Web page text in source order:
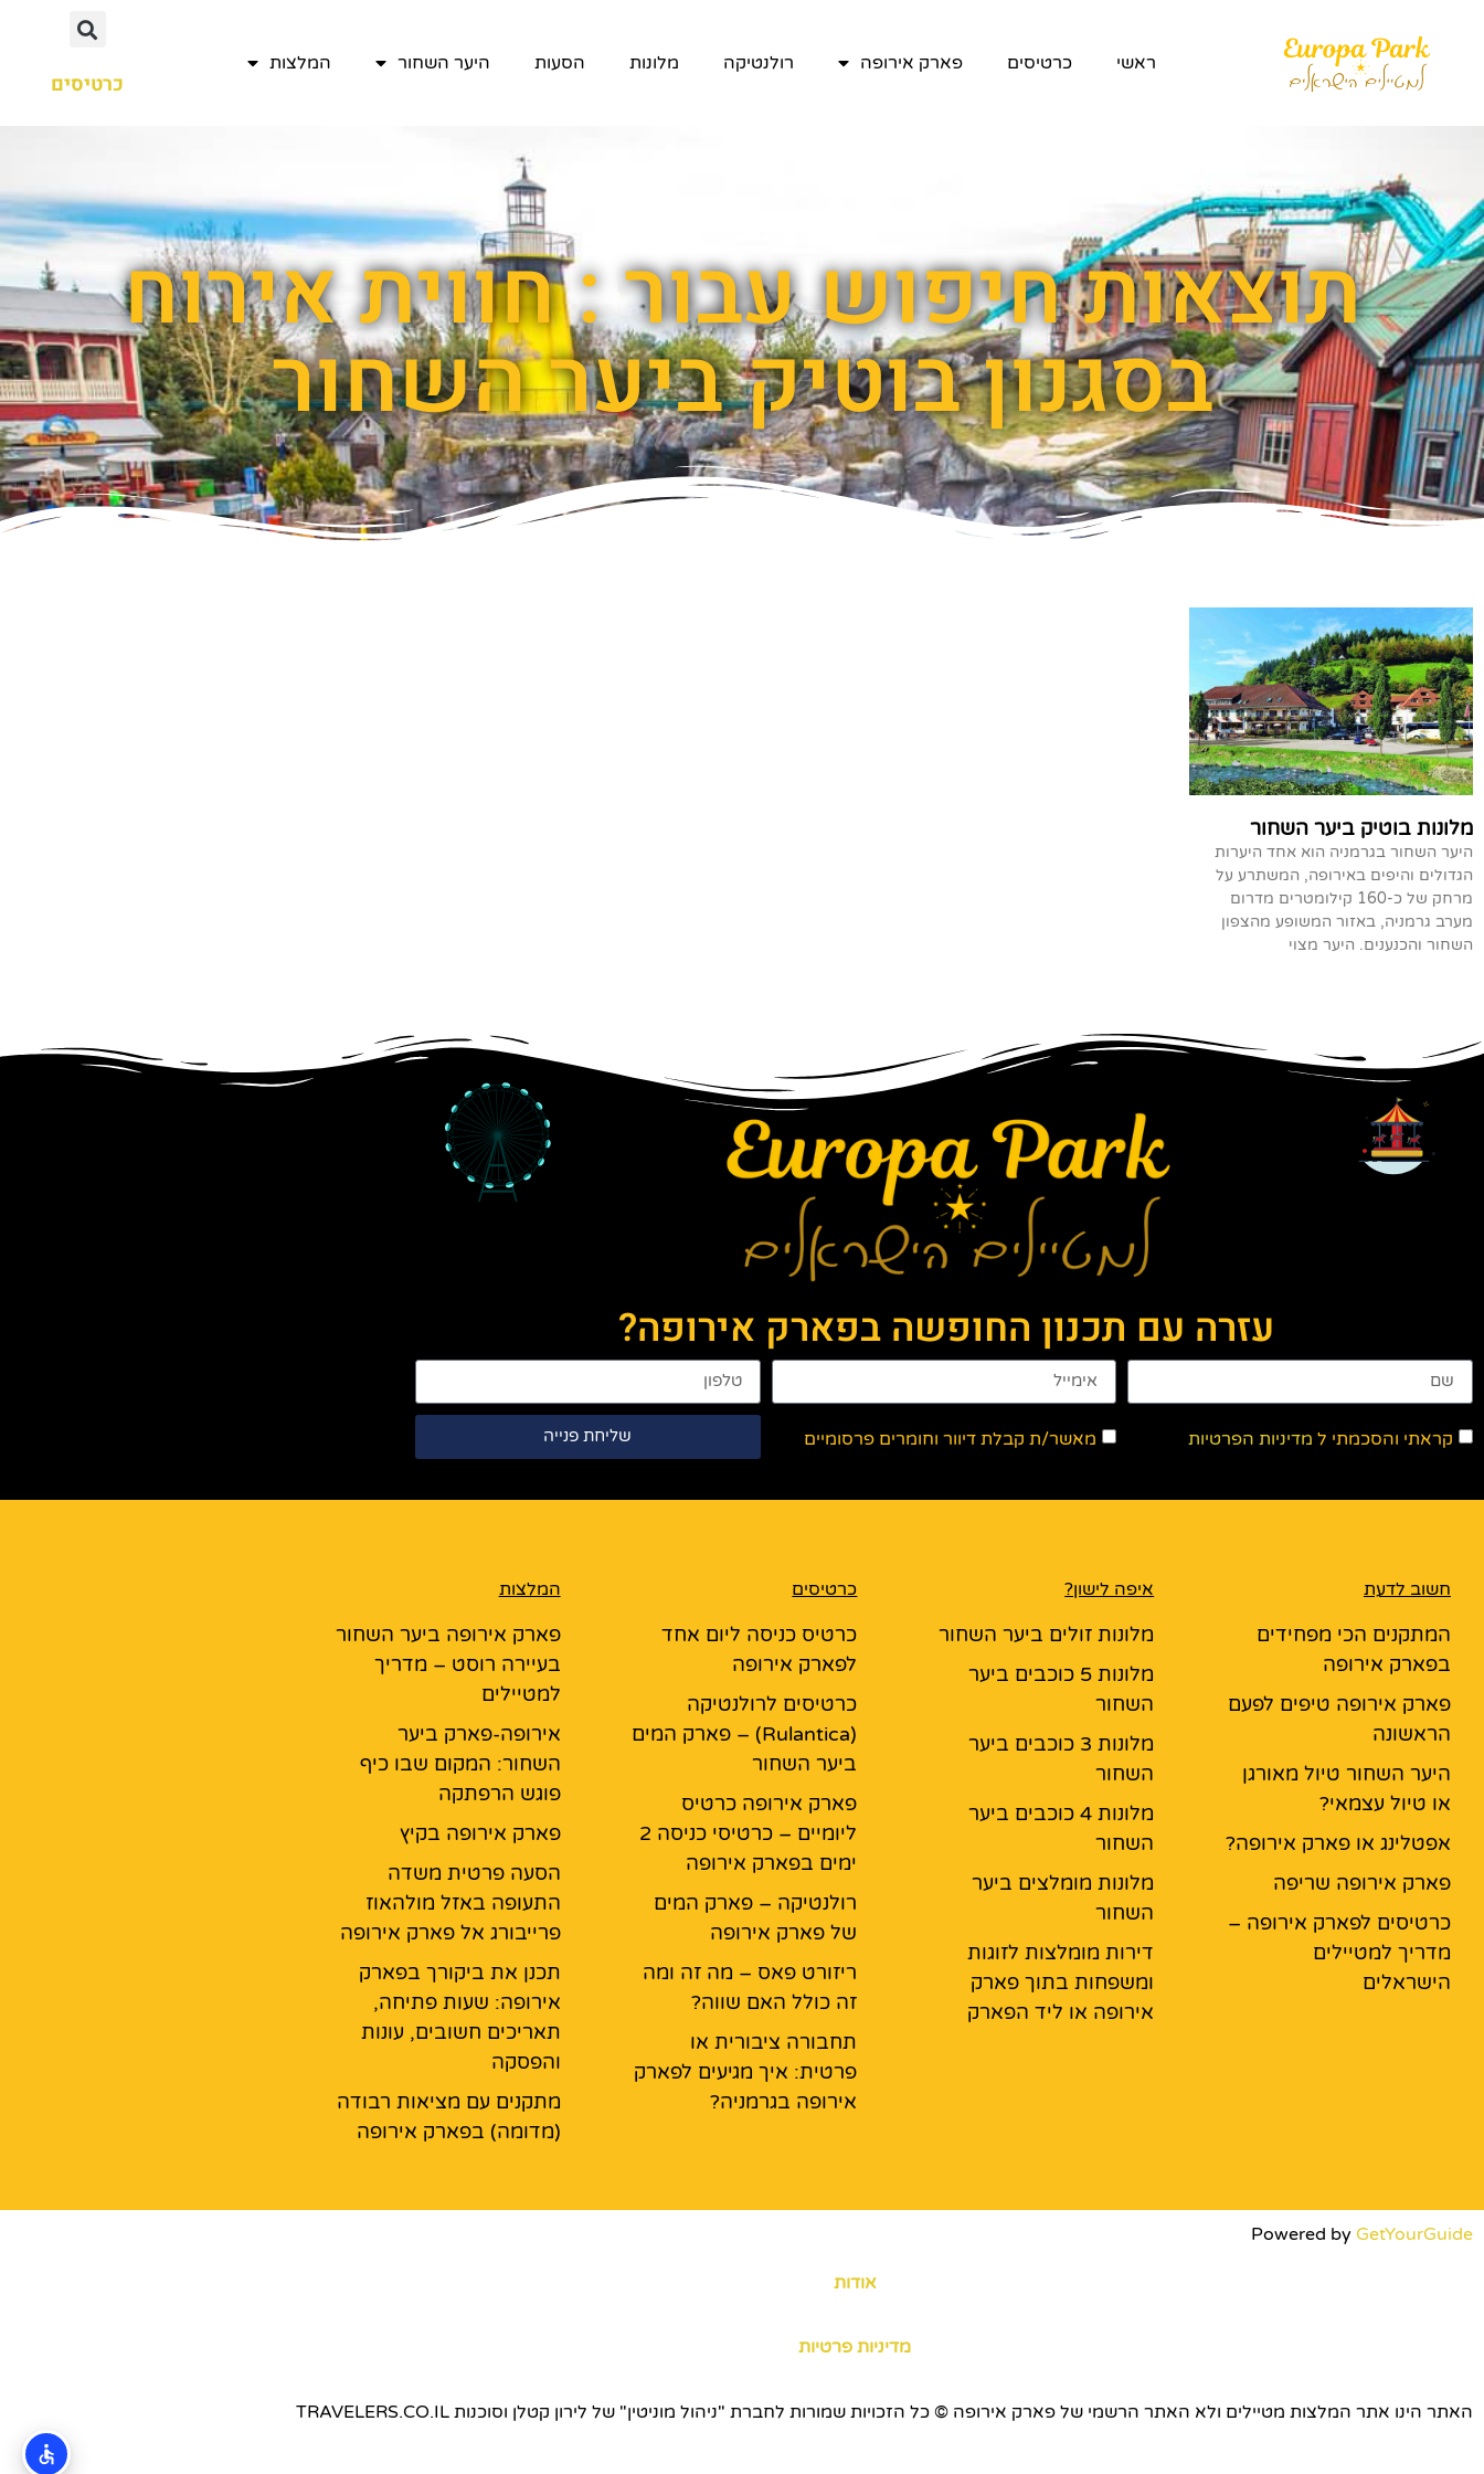
ראשי כרטיסים פארק אירופה רולנטיקה מלונות הסעות היער השחור המלצות
כרטיסים
תוצאות חיפוש עבור : חווית אירוח
בסגנון בוטיק ביער השחור
מלונות בוטיק ביער השחור
היער השחור בגרמניה הוא אחד היערות
הגדולים והיפים באירופה, המשתרע על
מרחק של כ-160 קילומטרים מדרום
מערב גרמניה, באזור המשופע מהצפון
השחור והכנענים. היער מצוי
עזרה עם תכנון החופשה בפארק אירופה?
קראתי והסכמתי ל מדיניות הפרטיות מאשר/ת קבלת דיוור וחומרים פרסומיים שליחת פנייה
חשוב לדעת
המתקנים הכי מפחידים
בפארק אירופה
פארק אירופה טיפים לפעם
הראשונה
היער השחור טיול מאורגן
או טיול עצמאי?
אפטלינג או פארק אירופה?
פארק אירופה שריפה
כרטיסים לפארק אירופה –
מדריך למטיילים
הישראלים
איפה לישון?
מלונות זולים ביער השחור
מלונות 5 כוכבים ביער
השחור
מלונות 3 כוכבים ביער
השחור
מלונות 4 כוכבים ביער
השחור
מלונות מומלצים ביער
השחור
דירות מומלצות לזוגות
ומשפחות בתוך פארק
אירופה או ליד הפארק
כרטיסים
כרטיס כניסה ליום אחד
לפארק אירופה
כרטיסים לרולנטיקה
(Rulantica) – פארק המים
ביער השחור
פארק אירופה כרטיס
ליומיים – כרטיסי כניסה 2
ימים בפארק אירופה
רולנטיקה – פארק המים
של פארק אירופה
ריזורט פאס – מה זה ומה
זה כולל האם שווה?
תחבורה ציבורית או
פרטית: איך מגיעים לפארק
אירופה בגרמניה?
המלצות
פארק אירופה ביער השחור
בעיירה רוסט – מדריך
למטיילים
אירופה-פארק ביער
השחור: המקום שבו כיף
פוגש הרפתקה
פארק אירופה בקיץ
הסעה פרטית משדה
התעופה באזל מולהאוז
פרייבורג אל פארק אירופה
תכנן את ביקורך בפארק
אירופה: שעות פתיחה,
תאריכים חשובים, עונות
והפסקה
מתקנים עם מציאות רבודה
(מדומה) בפארק אירופה
Powered by GetYourGuide
אודות
מדיניות פרטיות
האתר הינו אתר המלצות מטיילים ולא האתר הרשמי של פארק אירופה © כל הזכויות שמורות לחברת "ניהול מוניטין" של לירון קטלן וסוכנות TRAVELERS.CO.IL